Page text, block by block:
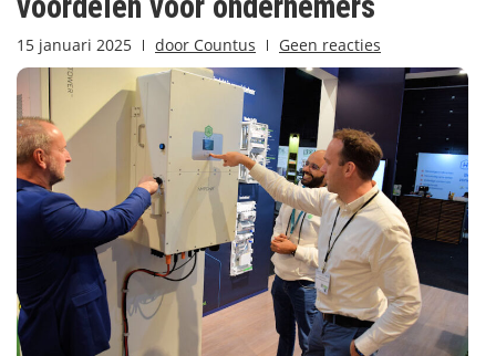
15 januari 2025 door Countus Geen reacties